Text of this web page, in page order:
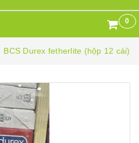
0
BCS Durex fetherlite (hộp 12 cái)